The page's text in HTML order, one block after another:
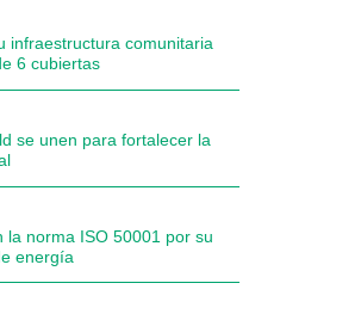
infraestructura comunitaria
6 cubiertas
se unen para fortalecer la
la norma ISO 50001 por su
energía